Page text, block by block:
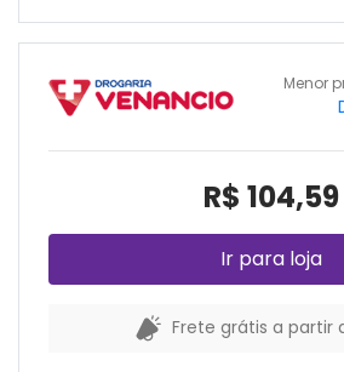
Menor
R$ 104,59
Ir para loja
Frete grátis a partir